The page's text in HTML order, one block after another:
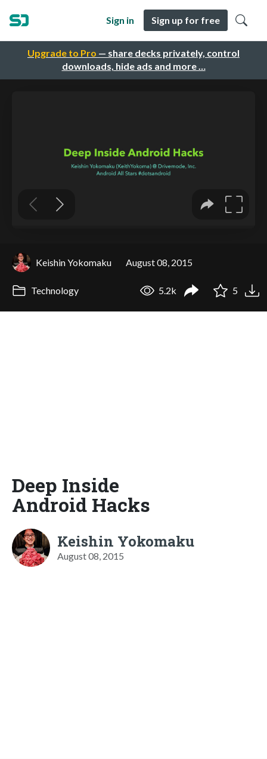
Upgrade to Pro — share decks privately, control
downloads, hide ads and more …
Sign in Sign up for free
Keishin Yokomaku August 08, 2015
Technology 5.2k 5
Deep Inside
Android Hacks
Keishin Yokomaku
August 08, 2015